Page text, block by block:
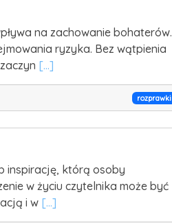
na zachowanie bohaterów.
ryzyka. Bez wątpienia
[...]
rozprawki
inspirację, którą osoby
w życiu czytelnika może być
i w [...]